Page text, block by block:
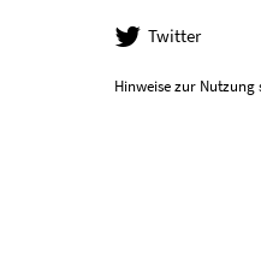
Twitter
Hinweise zur Nutzung